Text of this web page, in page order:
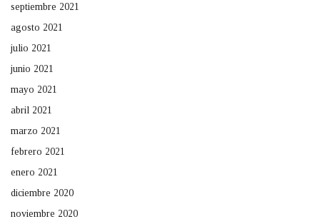
septiembre 2021
agosto 2021
julio 2021
junio 2021
mayo 2021
abril 2021
marzo 2021
febrero 2021
enero 2021
diciembre 2020
noviembre 2020